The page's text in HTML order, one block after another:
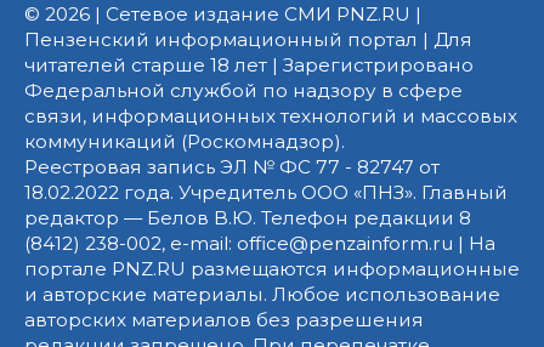
© 2026 | Сетевое издание СМИ PNZ.RU |
Пензенский информационный портал | Для
читателей старше 18 лет | Зарегистрировано
Федеральной службой по надзору в сфере
связи, информационных технологий и массовых
коммуникаций (Роскомнадзор).
Реестровая запись ЭЛ № ФС 77 - 82747 от
18.02.2022 года. Учредитель ООО «ПНЗ». Главный
редактор — Белов В.Ю. Телефон редакции 8
(8412) 238-002, e-mail: office@penzainform.ru | На
портале PNZ.RU размещаются информационные
и авторские материалы. Любое использование
авторских материалов без разрешения